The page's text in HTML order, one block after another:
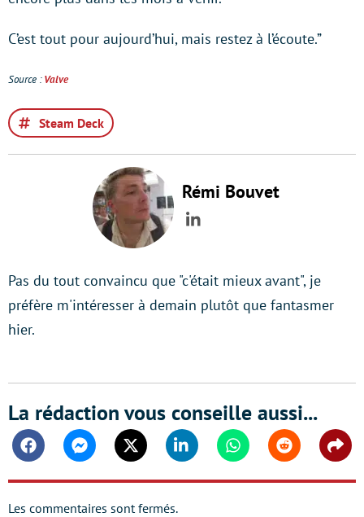
C’est tout pour aujourd’hui, mais restez à l’écoute.”
Source :Valve
Steam Deck
Rémi Bouvet
LinkedIn
Pas du tout convaincu que "c'était mieux avant", je
préfère m'intéresser à demain plutôt que fantasmer
hier.
La rédaction vous conseille aussi...
FacebookMessengerTwitter Linkedin WhatsappReddit
Les commentaires sont fermés.